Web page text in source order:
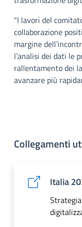
"I lavori del
collaborazione
margine
l’analisi dei dati le
rallentamento dei
avanzare più
Collegamenti
Italia